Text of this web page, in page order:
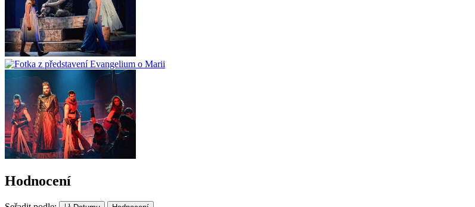
Hodnocení